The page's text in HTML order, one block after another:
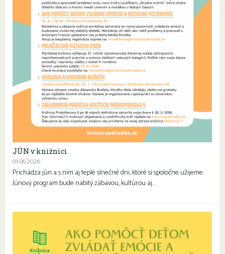
JÚN v knižnici
01.06.2026
Prichádza jún a s ním aj teplé slnečné dni, ktoré si spoločne užijeme.
Júnový program bude nabitý zábavou, kultúrou aj…